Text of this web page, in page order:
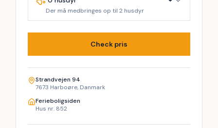
Der må medbringes op til 2 husdyr
Check pris
Strandvejen 94
7673 Harboøre, Danmark
Ferieboligsiden
Hus nr. 852